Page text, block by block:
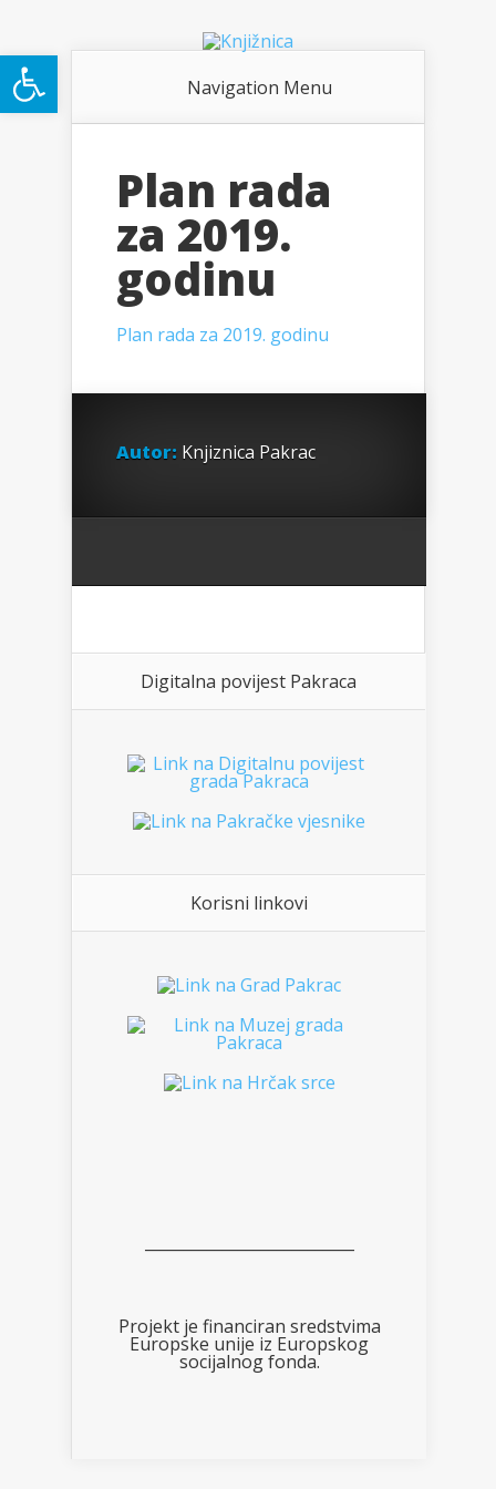
Open toolbar Navigation Menu
Plan rada
za 2019.
godinu
Plan rada za 2019. godinu
Autor: Knjiznica Pakrac
Digitalna povijest Pakraca
Korisni linkovi
Projekt je financiran sredstvima
Europske unije iz Europskog
socijalnog fonda.